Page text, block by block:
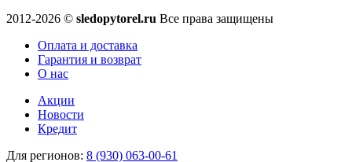
2012-2026 © sledopytorel.ru Все права защищены
Оплата и доставка
Гарантия и возврат
О нас
Акции
Новости
Кредит
Для регионов: 8 (930) 063-00-61